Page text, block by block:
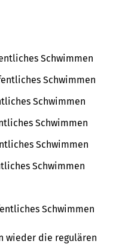
Schwimmen
Schwimmen
Schwimmen
Schwimmen
Schwimmen
Schwimmen
Schwimmen
wieder die regulären